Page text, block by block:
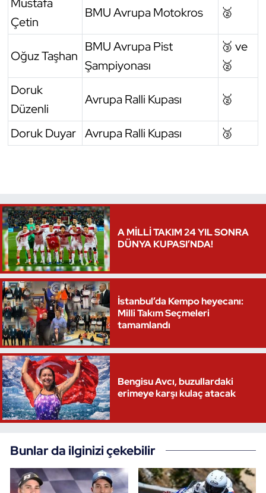
Çetin
BMU Avrupa Motokros 🥈
Oğuz Taşhan
BMU Avrupa Pist
Şampiyonası
🥉 ve
🥈
Doruk
Düzenli
Avrupa Ralli Kupası 🥈
Doruk Duyar Avrupa Ralli Kupası 🥉
A MİLLİ TAKIM 24 YIL SONRA
DÜNYA KUPASI’NDA!
İstanbul’da Kempo heyecanı:
Milli Takım Seçmeleri
tamamlandı
Bengisu Avcı, buzullardaki
erimeye karşı kulaç atacak
Bunlar da ilginizi çekebilir
Triatlon
Voleybol
Vücut Geliştirme Fitness
Wushu Kungfu
Yelken